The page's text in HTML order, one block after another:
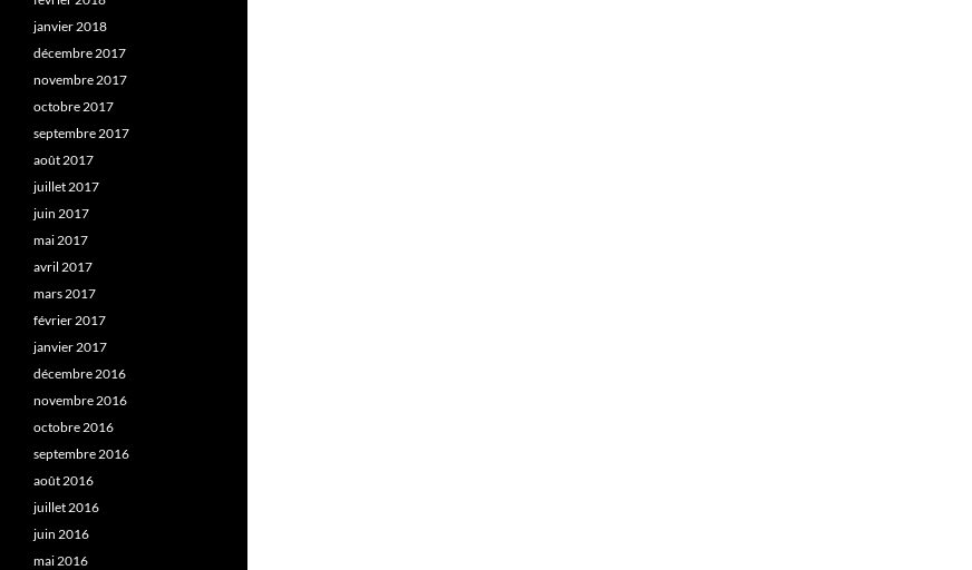
janvier 2018
décembre 2017
novembre 2017
octobre 2017
septembre 2017
août 2017
juillet 2017
juin 2017
mai 2017
avril 2017
mars 2017
février 2017
janvier 2017
décembre 2016
novembre 2016
octobre 2016
septembre 2016
août 2016
juillet 2016
juin 2016
mai 2016